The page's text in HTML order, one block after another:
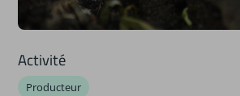
Activité
Producteur